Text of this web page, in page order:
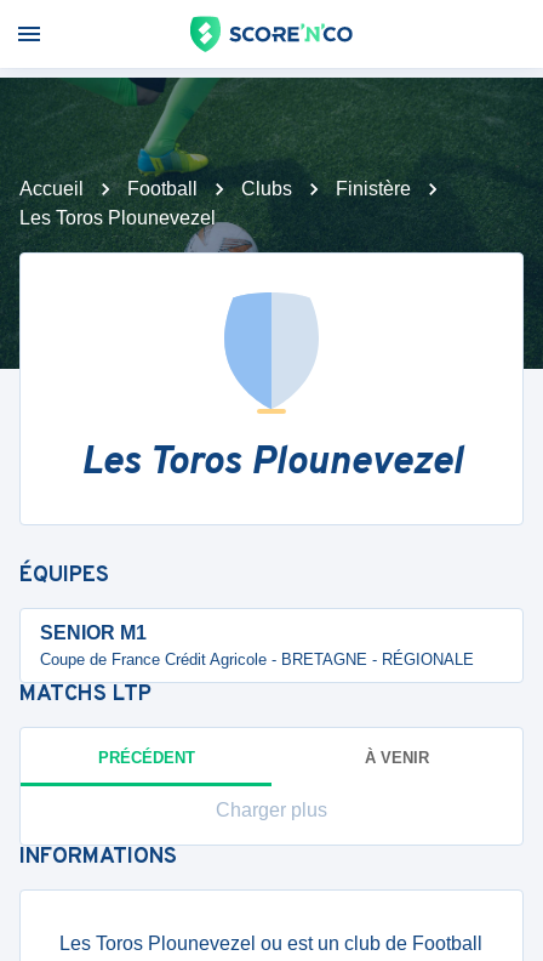
Accueil Football Clubs
Finistère
Les Toros Plounevezel
Les Toros Plounevezel
ÉQUIPES
SENIOR M1
Coupe de France Crédit Agricole - BRETAGNE - RÉGIONALE
MATCHS LTP
PRÉCÉDENT À VENIR
Charger plus
INFORMATIONS
Les Toros Plounevezel ou est un club de Football